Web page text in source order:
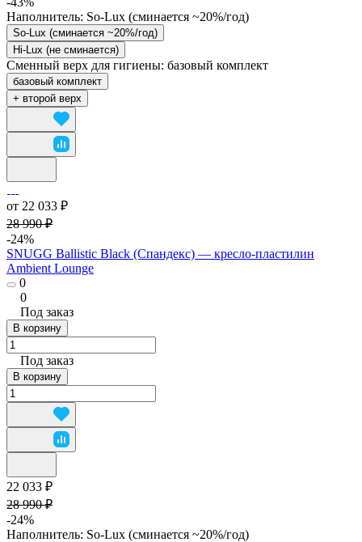
Наполнитель: So-Lux (cминается ~20%/год)
So-Lux (cминается ~20%/год)
Hi-Lux (не сминается)
Сменный верх для гигиены: базовый комплект
базовый комплект
+ второй верх
от 22 033 ₽
28 990 ₽
-24%
SNUGG Ballistic Black (Спандекс) — кресло-пластилин
Ambient Lounge
0
0
Под заказ
В корзину
Под заказ
В корзину
22 033 ₽
28 990 ₽
-24%
Наполнитель: So-Lux (cминается ~20%/год)